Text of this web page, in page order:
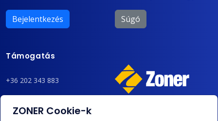
Bejelentkezés Súgó
Támogatás
+36 202 343 883
admin@zoner.hu
ZONER Cookie-k